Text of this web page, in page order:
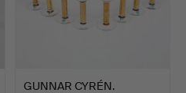
GUNNAR CYRÉN.